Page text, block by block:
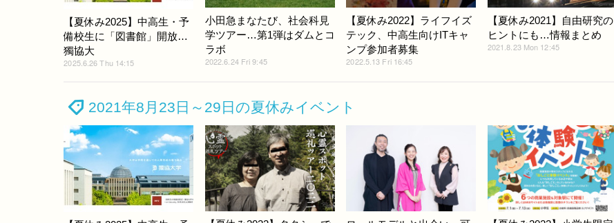
【夏休み2025】中高生・予
備校生に「図書館」開放…
獨協大
2025.6.26 Thu 14:15
小田急まなたび、社会科見
学ツアー…第1弾はダムとコ
ラボ
2022.6.24 Fri 9:45
【夏休み2022】ライフイズ
テック、中高生向けITキャ
ンプ参加者募集
2022.5.13 Fri 16:45
【夏休み2021】自由研究の
ヒントにも…情報まとめ
2021.8.23 Mon 12:45
2021年8月23日～29日の夏休みイベント